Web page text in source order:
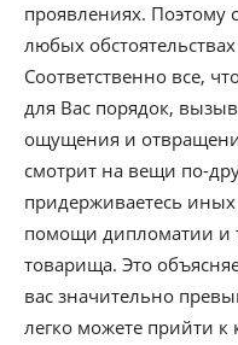
проявлениях. Поэтому
любых
Соответственно все,
для Вас порядок,
ощущения и
смотрит на вещи по-
придерживаетесь
помощи дипломатии и
товарища. Это
вас значительно
легко можете прийти